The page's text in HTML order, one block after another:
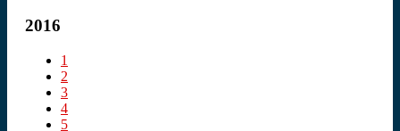
2016
1
2
3
4
5